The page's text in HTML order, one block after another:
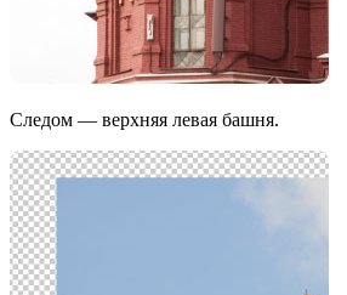
Следом — верхняя левая башня.